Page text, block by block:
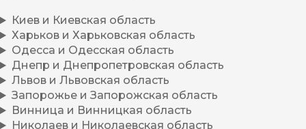
Киев и Киевская область
Харьков и Харьковская область
Одесса и Одесская область
Днепр и Днепропетровская область
Львов и Львовская область
Запорожье и Запорожская область
Винница и Винницкая область
Николаев и Николаевская область